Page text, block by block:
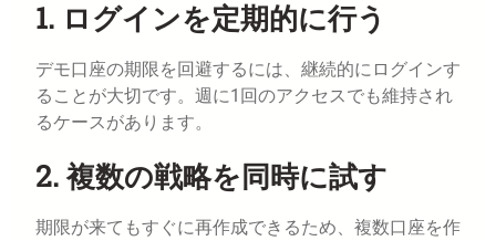
1. ログインを定期的に行う
デモ口座の期限を回避するには、継続的にログインす
ることが大切です。週に1回のアクセスでも維持され
るケースがあります。
2. 複数の戦略を同時に試す
期限が来てもすぐに再作成できるため、複数口座を作